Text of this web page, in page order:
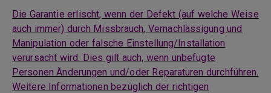
Die Garantie erlischt, wenn der Defekt (auf welche Weise
auch immer) durch Missbrauch, Vernachlässigung und
Manipulation oder falsche Einstellung/Installation
verursacht wird. Dies gilt auch, wenn unbefugte
Personen Änderungen und/oder Reparaturen durchführen.
Weitere Informationen bezüglich der richtigen